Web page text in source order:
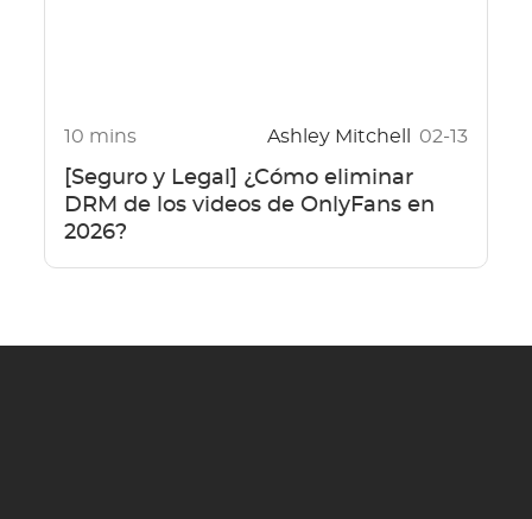
10 mins Ashley Mitchell 02-13
[Seguro y Legal] ¿Cómo eliminar
DRM de los videos de OnlyFans en
2026?